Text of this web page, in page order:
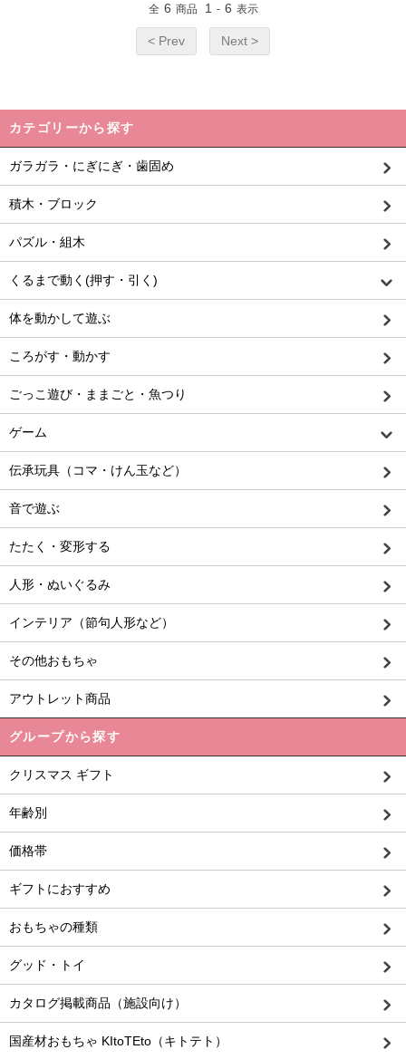
全 6 商品 1 - 6 表示
< Prev Next >
カテゴリーから探す
ガラガラ・にぎにぎ・歯固め
積木・ブロック
パズル・組木
くるまで動く(押す・引く)
体を動かして遊ぶ
ころがす・動かす
ごっこ遊び・ままごと・魚つり
ゲーム
伝承玩具（コマ・けん玉など）
音で遊ぶ
たたく・変形する
人形・ぬいぐるみ
インテリア（節句人形など）
その他おもちゃ
アウトレット商品
グループから探す
クリスマス ギフト
年齢別
価格帯
ギフトにおすすめ
おもちゃの種類
グッド・トイ
カタログ掲載商品（施設向け）
国産材おもちゃ KItoTEto（キトテト）